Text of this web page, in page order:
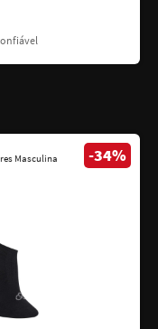
Masculina -34%